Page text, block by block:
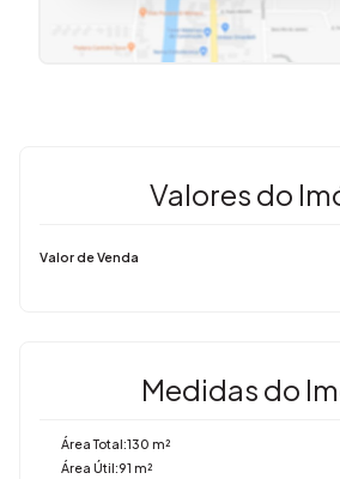
Valores do
Valor de Venda
Medidas do
Área Total:130 m²
Área Útil:91 m²